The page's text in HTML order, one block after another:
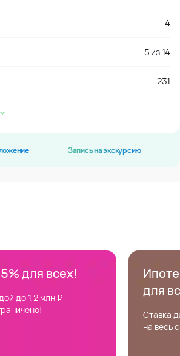
4
5 из14
231
Запись на экскурсию
для всех!
до 1,2 млн ₽
для
Ставка
на весь